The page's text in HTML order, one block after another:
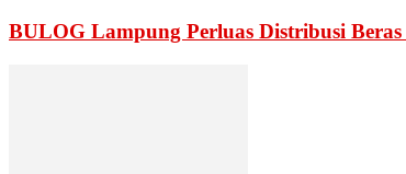
BULOG Lampung Perluas Distribusi